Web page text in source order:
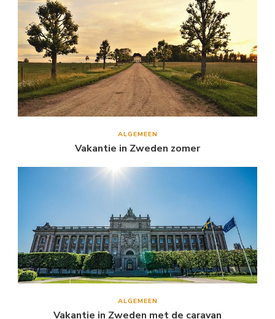
ALGEMEEN
Vakantie in Zweden zomer
ALGEMEEN
Vakantie in Zweden met de caravan